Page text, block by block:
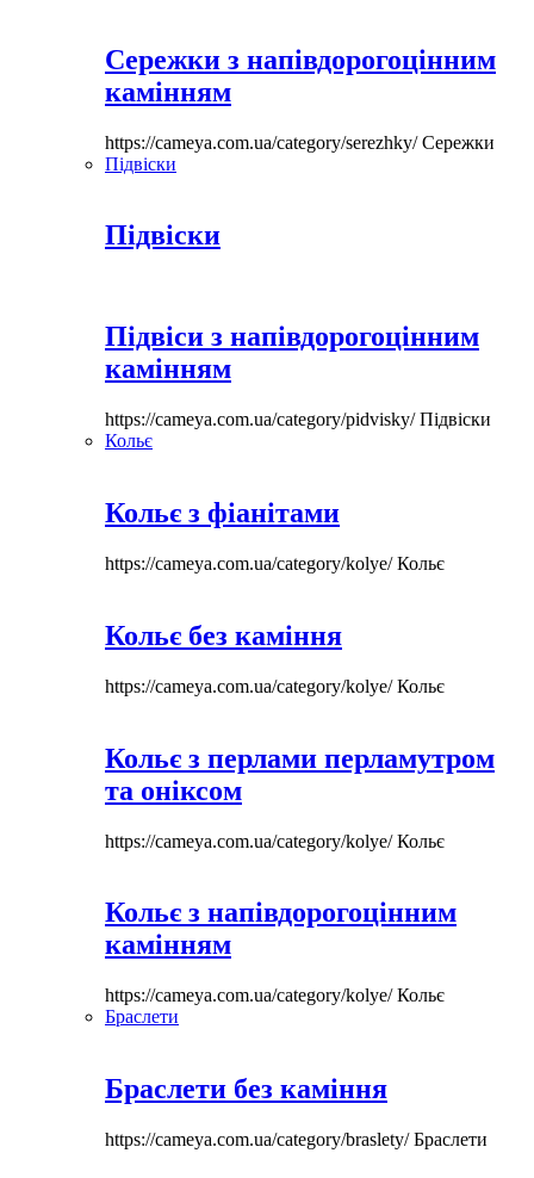
Сережки з напівдорогоцінним
камінням
https://cameya.com.ua/category/serezhky/Сережки
Підвіски
Підвіски
Підвіси з напівдорогоцінним
камінням
https://cameya.com.ua/category/pidvisky/Підвіски
Кольє
Кольє з фіанітами
https://cameya.com.ua/category/kolye/Кольє
Кольє без каміння
https://cameya.com.ua/category/kolye/Кольє
Кольє з перлами перламутром
та оніксом
https://cameya.com.ua/category/kolye/Кольє
Кольє з напівдорогоцінним
камінням
https://cameya.com.ua/category/kolye/Кольє
Браслети
Браслети без каміння
https://cameya.com.ua/category/braslety/Браслети